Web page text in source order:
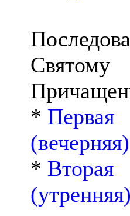
Святому
* Первая
* Вторая